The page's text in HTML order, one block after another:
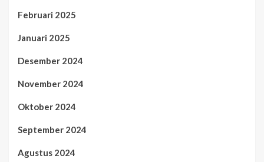
Februari 2025
Januari 2025
Desember 2024
November 2024
Oktober 2024
September 2024
Agustus 2024